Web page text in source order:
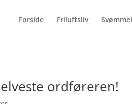
Forside Friluftsliv
ordføreren!